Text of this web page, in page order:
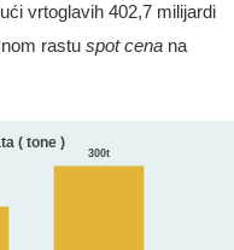
vrtoglavih 402,7 milijardi
rastu spot cena na